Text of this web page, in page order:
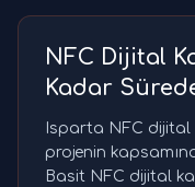
NFC Dijital
Kadar
Isparta NFC dijital
projenin
Basit NFC dijital